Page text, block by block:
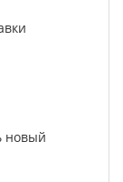
новый